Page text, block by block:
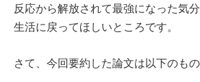
反応から解放されて最強になった気
生活に戻ってほしいところです。
さて、今回要約した論文は以下のもの